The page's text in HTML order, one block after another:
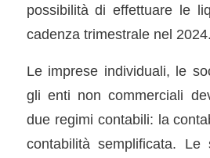
possibilità di effettuare le
cadenza trimestrale nel 2024.
Le imprese individuali, le
gli enti non commerciali
due regimi contabili: la
contabilità semplificata. Le